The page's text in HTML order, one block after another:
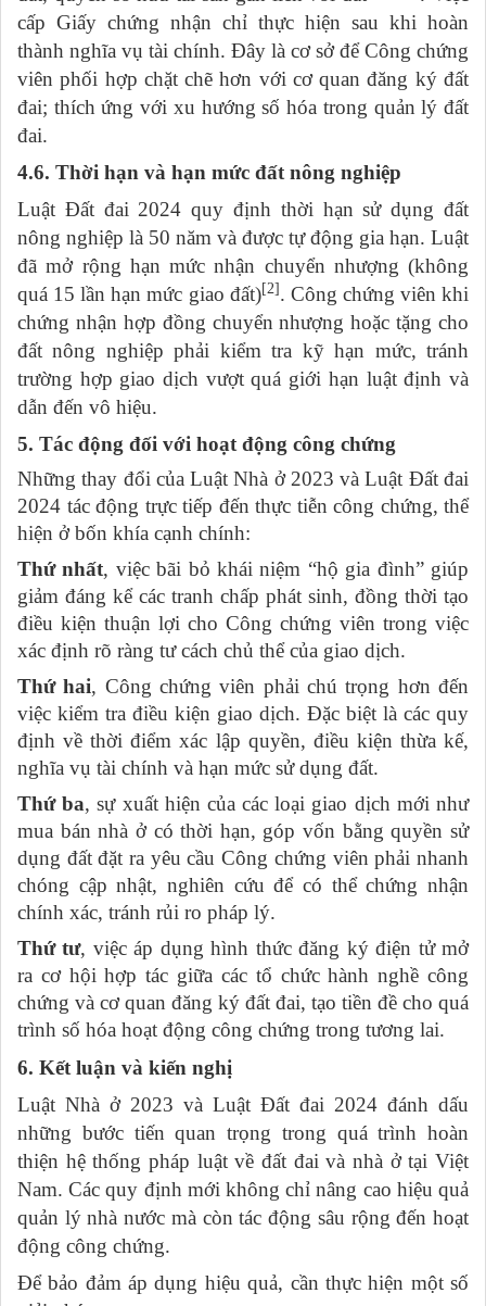
cấp Giấy chứng nhận chỉ thực hiện sau khi hoàn
thành nghĩa vụ tài chính. Đây là cơ sở để Công chứng
viên phối hợp chặt chẽ hơn với cơ quan đăng ký đất
đai; thích ứng với xu hướng số hóa trong quản lý đất
đai.
4.6. Thời hạn và hạn mức đất nông nghiệp
Luật Đất đai 2024 quy định thời hạn sử dụng đất
nông nghiệp là 50 năm và được tự động gia hạn. Luật
đã mở rộng hạn mức nhận chuyển nhượng (không
quá 15 lần hạn mức giao đất)[2] . Công chứng viên khi
chứng nhận hợp đồng chuyển nhượng hoặc tặng cho
đất nông nghiệp phải kiểm tra kỹ hạn mức, tránh
trường hợp giao dịch vượt quá giới hạn luật định và
dẫn đến vô hiệu.
5. Tác động đối với hoạt động công chứng
Những thay đổi của Luật Nhà ở 2023 và Luật Đất đai
2024 tác động trực tiếp đến thực tiễn công chứng, thể
hiện ở bốn khía cạnh chính:
Thứ nhất, việc bãi bỏ khái niệm “hộ gia đình” giúp
giảm đáng kể các tranh chấp phát sinh, đồng thời tạo
điều kiện thuận lợi cho Công chứng viên trong việc
xác định rõ ràng tư cách chủ thể của giao dịch.
Thứ hai, Công chứng viên phải chú trọng hơn đến
việc kiểm tra điều kiện giao dịch. Đặc biệt là các quy
định về thời điểm xác lập quyền, điều kiện thừa kế,
nghĩa vụ tài chính và hạn mức sử dụng đất.
Thứ ba, sự xuất hiện của các loại giao dịch mới như
mua bán nhà ở có thời hạn, góp vốn bằng quyền sử
dụng đất đặt ra yêu cầu Công chứng viên phải nhanh
chóng cập nhật, nghiên cứu để có thể chứng nhận
chính xác, tránh rủi ro pháp lý.
Thứ tư, việc áp dụng hình thức đăng ký điện tử mở
ra cơ hội hợp tác giữa các tổ chức hành nghề công
chứng và cơ quan đăng ký đất đai, tạo tiền đề cho quá
trình số hóa hoạt động công chứng trong tương lai.
6. Kết luận và kiến nghị
Luật Nhà ở 2023 và Luật Đất đai 2024 đánh dấu
những bước tiến quan trọng trong quá trình hoàn
thiện hệ thống pháp luật về đất đai và nhà ở tại Việt
Nam. Các quy định mới không chỉ nâng cao hiệu quả
quản lý nhà nước mà còn tác động sâu rộng đến hoạt
động công chứng.
Để bảo đảm áp dụng hiệu quả, cần thực hiện một số